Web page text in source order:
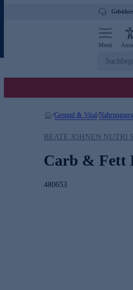
Menü
/Gesund & Vital/
BEATE JOHNEN NUTRI
Carb & Fett
480653